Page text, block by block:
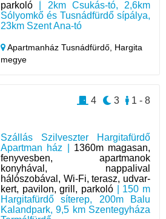
parkoló | 2km Csukás-tó, 2,6km
Sólyomkő és Tusnádfürdő sípálya,
23km Szent Ana-tó
Apartmanház Tusnádfürdő, Hargita
megye
Szállás Szilveszter Hargitafürdő
Apartman ház | 1360m magasan,
fenyvesben, apartmanok
konyhával, nappalival
hálószobával, Wi-Fi, terasz, udvar-
kert, pavilon, grill, parkoló | 150 m
Hargitafürdő síterep, 200m Balu
Kalandpark, 9,5 km Szentegyháza
1 - 8
3
4